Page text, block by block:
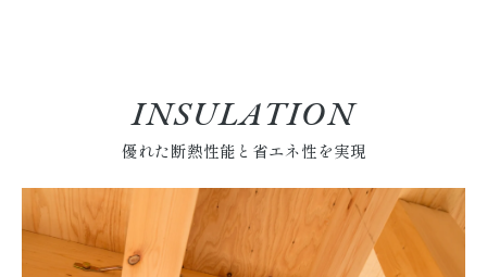
優れた断熱性能と省エネ性を実現
INSULATION